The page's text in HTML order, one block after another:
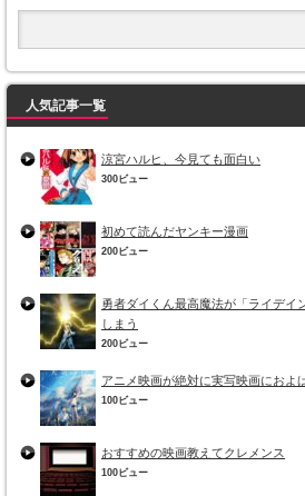
人気記事一覧
涼宮ハルヒ、今見ても面白い
300ビュー
初めて読んだヤンキー漫画
200ビュー
勇者ダイくん最高魔法が「ライデイ
しまう
200ビュー
アニメ映画が絶対に実写映画におよ
100ビュー
おすすめの映画教えてクレメンス
100ビュー